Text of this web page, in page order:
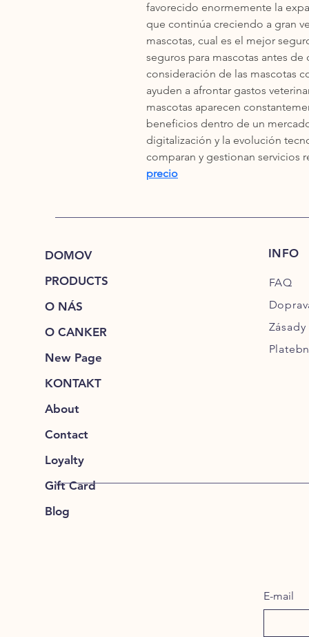
favorecido enormemente la
que continúa creciendo a gran
mascotas, cual es el mejor
seguros para mascotas antes
consideración de las mascotas
ayuden a afrontar gastos
mascotas aparecen
beneficios dentro de un
digitalización y la evolución
comparan y gestionan servicios
precio
DOMOV
PRODUCTS
O NÁS
O CANKER
New Page
KONTAKT
About
Contact
Loyalty
Gift Card
Blog
INFO
FAQ
E-mail